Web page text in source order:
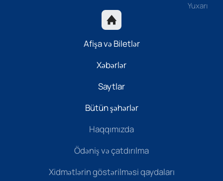
Yuxarı
Afişa və Biletlər
Xəbərlər
Saytlar
Bütün şəhərlər
Haqqımızda
Ödəniş və çatdırılma
Xidmətlərin göstərilməsi qaydaları